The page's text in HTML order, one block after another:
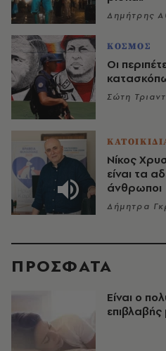
Δημήτρης
ΚΟΣΜΟΣ
Οι
Σώτη
Νίκος
είναι τα
άνθρωποι
Δήμητρα
ΠΡΟΣΦΑΤΑ
Είναι ο
επιβλαβής